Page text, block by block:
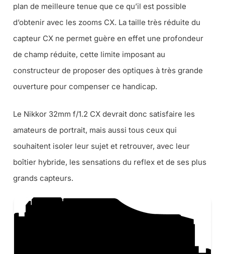
plan de meilleure tenue que ce qu’il est possible
d’obtenir avec les zooms CX. La taille très réduite du
capteur CX ne permet guère en effet une profondeur
de champ réduite, cette limite imposant au
constructeur de proposer des optiques à très grande
ouverture pour compenser ce handicap.
Le Nikkor 32mm f/1.2 CX devrait donc satisfaire les
amateurs de portrait, mais aussi tous ceux qui
souhaitent isoler leur sujet et retrouver, avec leur
boîtier hybride, les sensations du reflex et de ses plus
grands capteurs.